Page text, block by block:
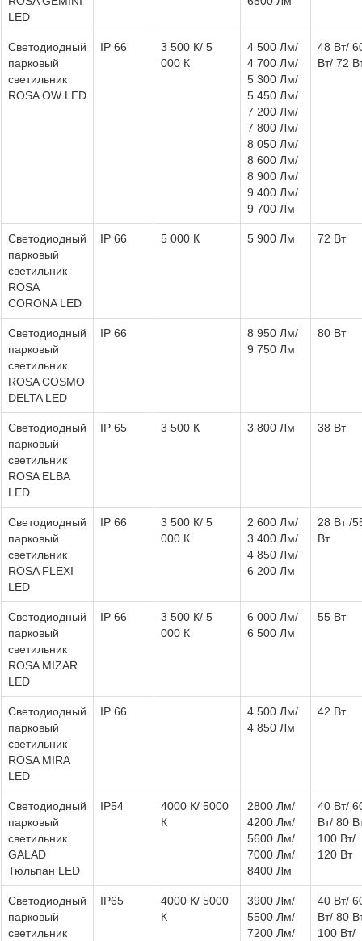
LED
Светодиодный
парковый
светильник
ROSA OW LED
IP 66
3 500 К/ 5
000 К
4 500 Лм/
4 700 Лм/
5 300 Лм/
5 450 Лм/
7 200 Лм/
7 800 Лм/
8 050 Лм/
8 600 Лм/
8 900 Лм/
9 400 Лм/
9 700 Лм
48 Вт/
Вт/ 72
Светодиодный
парковый
светильник
ROSA
CORONA LED
IP 66 5 000 К 5 900 Лм 72 Вт
Светодиодный
парковый
светильник
ROSA COSMO
DELTA LED
IP 66
8 950 Лм/
9 750 Лм
80 Вт
Светодиодный
парковый
светильник
ROSA ELBA
LED
IP 65 3 500 К 3 800 Лм 38 Вт
Светодиодный
парковый
светильник
ROSA FLEXI
LED
IP 66
3 500 К/ 5
000 К
2 600 Лм/
3 400 Лм/
4 850 Лм/
6 200 Лм
28 Вт /
Вт
Светодиодный
парковый
светильник
ROSA MIZAR
LED
IP 66
3 500 К/ 5
000 К
6 000 Лм/
6 500 Лм
55 Вт
Светодиодный
парковый
светильник
ROSA MIRA
LED
IP 66
4 500 Лм/
4 850 Лм
42 Вт
Светодиодный
парковый
светильник
GALAD
Тюльпан LED
IP54
4000 К/ 5000
К
2800 Лм/
4200 Лм/
5600 Лм/
7000 Лм/
8400 Лм
40 Вт/
Вт/ 80
100 Вт/
120 Вт
Светодиодный
парковый
светильник
IP65
4000 К/ 5000
К
3900 Лм/
5500 Лм/
7200 Лм/
40 Вт/
Вт/ 80
100 Вт/